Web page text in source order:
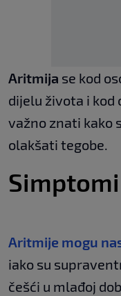
Aritmija se kod
dijelu života i kod
važno znati kako
olakšati tegobe.
Aritmije mogu
iako su
češći u mlađoj